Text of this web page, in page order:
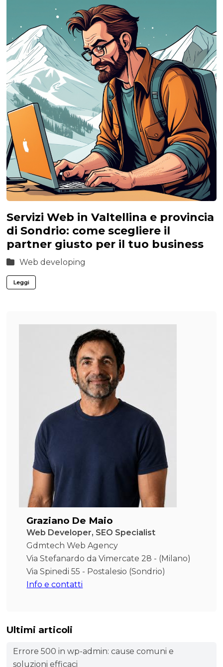
Servizi Web in Valtellina e provincia
di Sondrio: come scegliere il
partner giusto per il tuo business
Web developing
Leggi
Graziano De Maio
Web Developer, SEO Specialist
Gdmtech Web Agency
Via Stefanardo da Vimercate 28 - (Milano)
Via Spinedi 55 - Postalesio (Sondrio)
Info e contatti
Ultimi articoli
Errore 500 in wp-admin: cause comuni e
soluzioni efficaci